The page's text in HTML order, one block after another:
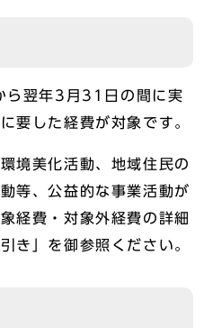
ら翌年3月31日の間に実
要した経費が対象です。
境美化活動、地域住民の
等、公益的な事業活動が
経費・対象外経費の詳細
き」を御参照ください。